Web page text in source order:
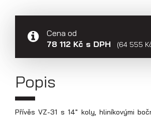
Cena od
78 112 Kč s DPH
(64 555
Popis
Přívěs VZ-31 s 14" koly, hliníkovými